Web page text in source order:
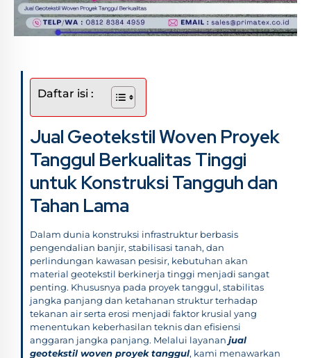
Daftar isi :
Jual Geotekstil Woven Proyek
Tanggul Berkualitas Tinggi
untuk Konstruksi Tangguh dan
Tahan Lama
Dalam dunia konstruksi infrastruktur berbasis
pengendalian banjir, stabilisasi tanah, dan
perlindungan kawasan pesisir, kebutuhan akan
material geotekstil berkinerja tinggi menjadi sangat
penting. Khususnya pada proyek tanggul, stabilitas
jangka panjang dan ketahanan struktur terhadap
tekanan air serta erosi menjadi faktor krusial yang
menentukan keberhasilan teknis dan efisiensi
anggaran jangka panjang. Melalui layanan jual
geotekstil woven proyek tanggul, kami menawarkan